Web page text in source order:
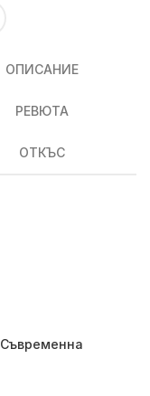
ОПИСАНИЕ
РЕВЮТА
ОТКЪС
Съвременна